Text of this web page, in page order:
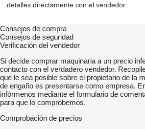
detalles directamente con el vendedor.
Consejos de compra
Consejos de seguridad
Verificación del vendedor
Si decide comprar maquinaria a un precio
contacto con el verdadero vendedor.
que le sea posible sobre el propietario de la
de engaño es presentarse como empresa.
infórmenos mediante el formulario de
para que lo comprobemos.
Comprobación de precios